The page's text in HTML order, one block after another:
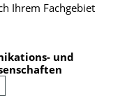
Ihrem Fachgebiet
und